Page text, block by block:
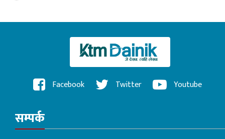
Facebook Twitter Youtube
सम्पर्क